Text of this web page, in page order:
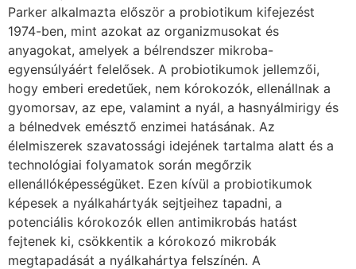
Parker alkalmazta először a probiotikum kifejezést
1974-ben, mint azokat az organizmusokat és
anyagokat, amelyek a bélrendszer mikroba-
egyensúlyáért felelősek. A probiotikumok jellemzői,
hogy emberi eredetűek, nem kórokozók, ellenállnak a
gyomorsav, az epe, valamint a nyál, a hasnyálmirigy és
a bélnedvek emésztő enzimei hatásának. Az
élelmiszerek szavatossági idejének tartalma alatt és a
technológiai folyamatok során megőrzik
ellenállóképességüket. Ezen kívül a probiotikumok
képesek a nyálkahártyák sejtjeihez tapadni, a
potenciális kórokozók ellen antimikrobás hatást
fejtenek ki, csökkentik a kórokozó mikrobák
megtapadását a nyálkahártya felszínén. A